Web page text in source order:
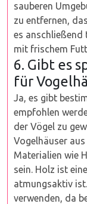
sauberen
zu entfernen,
es anschließend
mit frischem
6. Gibt es
für
Ja, es gibt
empfohlen
der Vögel zu
Vogelhäuser
Materialien wie
sein. Holz ist
atmungsaktiv
verwenden, da